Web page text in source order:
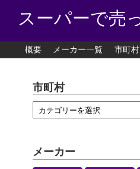
スーパーで売
概要 メーカー一覧 市町
市町村
メーカー